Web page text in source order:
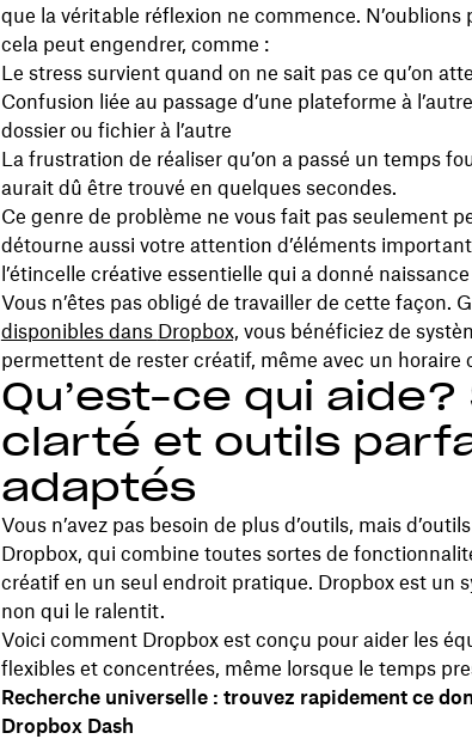
que la véritable réflexion ne commence.
cela peut engendrer, comme :
Le stress survient quand on ne sait pas ce qu’on
Confusion liée au passage d’une plateforme à
dossier ou fichier à l’autre
La frustration de réaliser qu’on a passé un temps
aurait dû être trouvé en quelques secondes.
Ce genre de problème ne vous fait pas seulement
détourne aussi votre attention d’éléments
l’étincelle créative essentielle qui a donné
Vous n’êtes pas obligé de travailler de cette façon.
disponibles dans Dropbox, vous bénéficiez de
permettent de rester créatif, même avec un horaire
Qu’est-ce qui
clarté et outils
adaptés
Vous n’avez pas besoin de plus d’outils, mais
Dropbox, qui combine toutes sortes de
créatif en un seul endroit pratique. Dropbox est un
non qui le ralentit.
Voici comment Dropbox est conçu pour aider les
flexibles et concentrées, même lorsque le temps
Recherche universelle : trouvez rapidement ce
Dropbox Dash